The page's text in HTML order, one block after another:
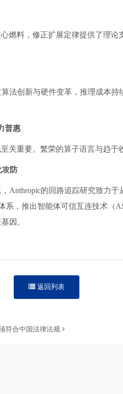
燃料，修正扩展定律提供了理
法创新与硬件变革，推理成本
普惠
关重要。繁荣的算子语言与趋于
攻防
Anthropic的回路追踪研究致力
，推出智能体可信互连技术（
因。
返回列表
符合中国法律法规